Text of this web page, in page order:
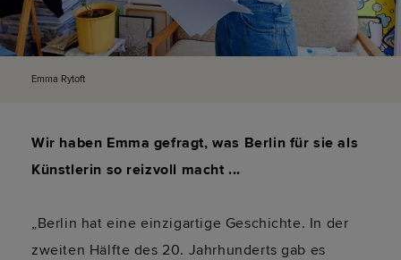
Emma Rytoft
Wir haben Emma gefragt, was Berlin für sie als
Künstlerin so reizvoll macht ...
„Berlin hat eine einzigartige Geschichte. In der
zweiten Hälfte des 20. Jahrhunderts gab es